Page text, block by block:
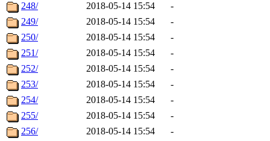
248/
2018-05-14 15:54
-
249/
2018-05-14 15:54
-
250/
2018-05-14 15:54
-
251/
2018-05-14 15:54
-
252/
2018-05-14 15:54
-
253/
2018-05-14 15:54
-
254/
2018-05-14 15:54
-
255/
2018-05-14 15:54
-
256/
2018-05-14 15:54
-